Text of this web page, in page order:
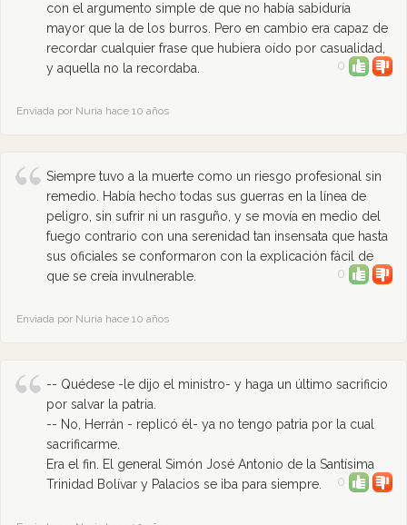
con el argumento simple de que no había sabiduría
mayor que la de los burros. Pero en cambio era capaz de
recordar cualquier frase que hubiera oído por casualidad,
y aquella no la recordaba.
0
Enviada por Nuria hace 10 años
Siempre tuvo a la muerte como un riesgo profesional sin
remedio. Había hecho todas sus guerras en la línea de
peligro, sin sufrir ni un rasguño, y se movía en medio del
fuego contrario con una serenidad tan insensata que hasta
sus oficiales se conformaron con la explicación fácil de
que se creía invulnerable.
0
Enviada por Nuria hace 10 años
-- Quédese -le dijo el ministro- y haga un último sacrificio
por salvar la patria.
-- No, Herrán - replicó él- ya no tengo patria por la cual
sacrificarme.
Era el fin. El general Simón José Antonio de la Santísima
Trinidad Bolívar y Palacios se iba para siempre.
0